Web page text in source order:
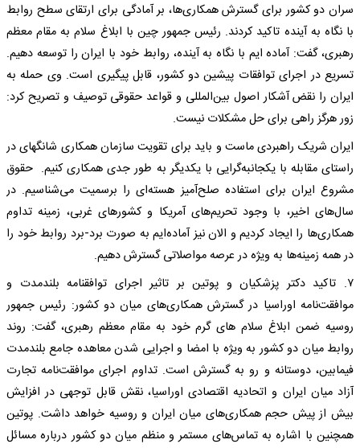
سران دو کشور برای گسترش همکاری‌ها، بر آمادگی برای ارتقای سطح روابط
با نگاه به آینده تاکید کردند. رئیس جمهور چین با ابلاغ سلام به مقام معظم
رهبری، گفت: آماده ایم با نگاه به آینده، روابط خود با ایران را توسعه دهیم.
تسریع در اجرای توافقات پیشین دو کشور، قابل پیگیری است. وی حمله به
ایران را نقض آشکار اصول بین‌المللی و قواعد حقوقی توصیف و تصریح کرد:
زور هرگز راهی برای حل مشکلات نیست.
ایران شریک راهبردی ماست و باید برای تقویت سازمان همکاری شانگهای در
راستای مقابله با یکجانبه‌گرایی با یکدیگر به طور جدی همکاری کنیم. حقوق
مشروع ایران برای استفاده صلح‌آمیز هسته‌ای را برسمیت می‌شناسیم. در
سال‌های اخیر، با وجود تحریم‌های آمریکا و کشورهای غربی، زمینه تداوم
همکاری‌ها را ایجاد کردیم و الان نیز آماده‌ایم به صورت برد-برد روابط خود را
در همه زمینه‌ها به ویژه در عرصه مواصلاتی گسترش دهیم.
۷. تاکید دکتر پزشکیان و پوتین بر تاثیر اجرای توافقنامه بلندمدت و
موافقت‌نامه اوراسیا در گسترش همکاری‌های میان دو کشور: رئیس جمهور
روسیه ضمن ابلاغ سلام های گرم خود به مقام معظم رهبری، گفت: روند
روابط میان دو کشور به ویژه با امضا و اجرایی شدن معاهده جامع بلندمدت
فیمابین، دوستانه و رو به گسترش است. تداوم اجرای موافقت‌نامه تجارت
آزاد میان ایران و اتحادیه اقتصادی اوراسیا، نقش قابل توجهی در افزایش
بیش از پیش حجم همکاری‌های میان ایران و روسیه خواهد داشت. پوتین
همچنین با اشاره به تماس‌های مستمر و منظم میان دو کشور درباره مسائل